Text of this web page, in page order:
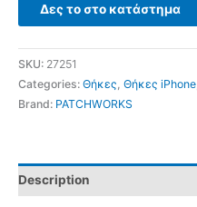
Δες το στο κατάστημα
SKU: 27251
Categories: Θήκες Θήκες iPhone
Brand: PATCHWORKS
Description